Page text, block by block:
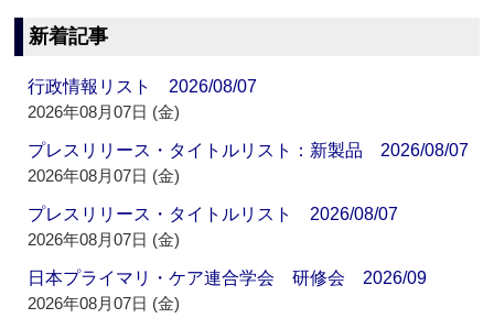
新着記事
行政情報リスト 2026/08/07
2026年08月07日 (金)
プレスリリース・タイトルリスト：新製品 2026/08/07
2026年08月07日 (金)
プレスリリース・タイトルリスト 2026/08/07
2026年08月07日 (金)
日本プライマリ・ケア連合学会 研修会 2026/09
2026年08月07日 (金)